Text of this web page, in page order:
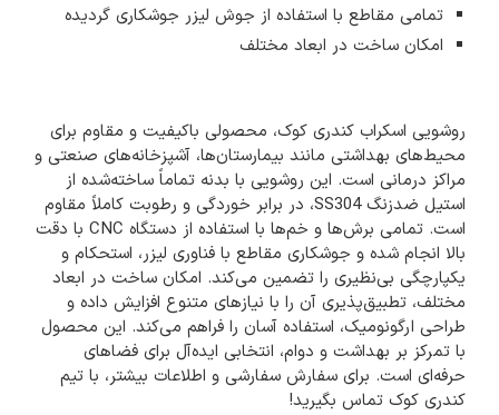
تمامی مقاطع با استفاده از جوش لیزر جوشکاری گردیده
امکان ساخت در ابعاد مختلف
روشویی اسکراب کندری کوک، محصولی باکیفیت و مقاوم برای
محیط‌های بهداشتی مانند بیمارستان‌ها، آشپزخانه‌های صنعتی و
مراکز درمانی است. این روشویی با بدنه تماماً ساخته‌شده از
استیل ضدزنگ SS304، در برابر خوردگی و رطوبت کاملاً مقاوم
است. تمامی برش‌ها و خم‌ها با استفاده از دستگاه CNC با دقت
بالا انجام شده و جوشکاری مقاطع با فناوری لیزر، استحکام و
یکپارچگی بی‌نظیری را تضمین می‌کند. امکان ساخت در ابعاد
مختلف، تطبیق‌پذیری آن را با نیازهای متنوع افزایش داده و
طراحی ارگونومیک، استفاده آسان را فراهم می‌کند. این محصول
با تمرکز بر بهداشت و دوام، انتخابی ایده‌آل برای فضاهای
حرفه‌ای است. برای سفارش سفارشی و اطلاعات بیشتر، با تیم
کندری کوک تماس بگیرید!